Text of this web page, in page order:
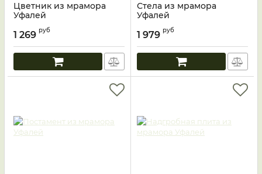
Цветник из мрамора
Уфалей
1 269 руб
Стела из мрамора
Уфалей
1 979 руб